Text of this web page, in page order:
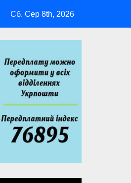
табір ГАРТ 2026 – як долучитися
Сб. Сер 8th, 2026